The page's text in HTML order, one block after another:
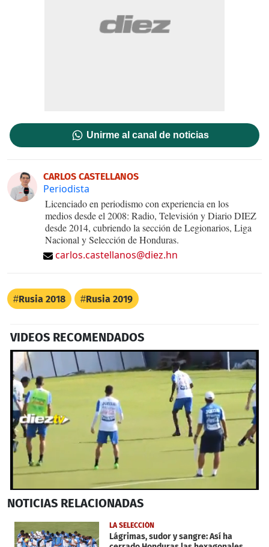
Unirme al canal de noticias
CARLOS CASTELLANOS
Periodista
Licenciado en periodismo con experiencia en los
medios desde el 2008: Radio, Televisión y Diario DIEZ
desde 2014, cubriendo la sección de Legionarios, Liga
Nacional y Selección de Honduras.
carlos.castellanos@diez.hn
Rusia 2018 Rusia 2019
VIDEOS RECOMENDADOS
seconds
1
minute,
32
NOTICIAS RELACIONADAS
LA SELECCIÓN
Lágrimas, sudor y sangre: Así ha